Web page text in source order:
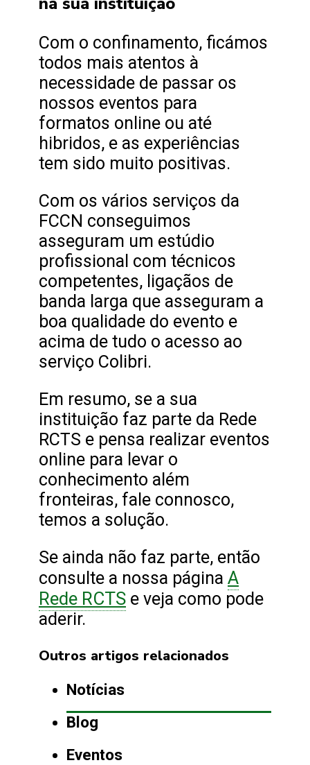
Com o confinamento, ficámos
todos mais atentos à
necessidade de passar os
nossos eventos para
formatos online ou até
hibridos, e as experiências
tem sido muito positivas.
Com os vários serviços da
FCCN conseguimos
asseguram um estúdio
profissional com técnicos
competentes, ligaçãos de
banda larga que asseguram a
boa qualidade do evento e
acima de tudo o acesso ao
serviço Colibri.
Em resumo, se a sua
instituição faz parte da Rede
RCTS e pensa realizar eventos
online para levar o
conhecimento além
fronteiras, fale connosco,
temos a solução.
Se ainda não faz parte, então
consulte a nossa página A
Rede RCTS e veja como pode
aderir.
Outros artigos relacionados
Notícias
Blog
Eventos